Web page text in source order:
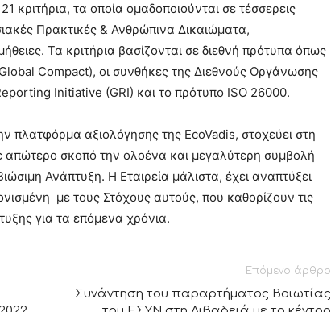
κριτήρια, τα οποία ομαδοποιούνται σε τέσσερεις
Πρακτικές & Ανθρώπινα Δικαιώματα,
Τα κριτήρια βασίζονται σε διεθνή πρότυπα όπως
Compact), οι συνθήκες της Διεθνούς Οργάνωσης
Initiative (GRI) και το πρότυπο ISO 26000.
πλατφόρμα αξιολόγησης της EcoVadis, στοχεύει στη
απώτερο σκοπό την ολοένα και μεγαλύτερη συμβολή
Ανάπτυξη. Η Εταιρεία μάλιστα, έχει αναπτύξει
με τους Στόχους αυτούς, που καθορίζουν τις
για τα επόμενα χρόνια.
Επόμενο άρθρο
Συνάντηση του παραρτήματος Βοιωτίας